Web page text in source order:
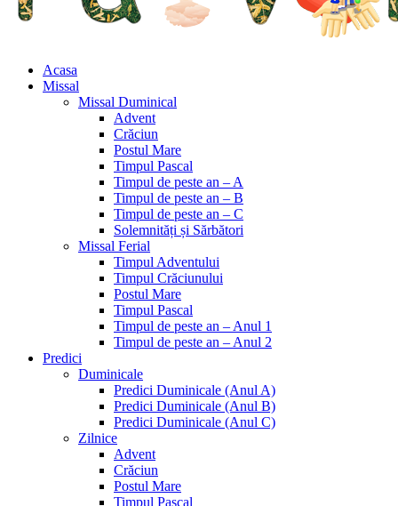
Acasa
Missal
Missal Duminical
Advent
Crăciun
Postul Mare
Timpul Pascal
Timpul de peste an – A
Timpul de peste an – B
Timpul de peste an – C
Solemnități și Sărbători
Missal Ferial
Timpul Adventului
Timpul Crăciunului
Postul Mare
Timpul Pascal
Timpul de peste an – Anul 1
Timpul de peste an – Anul 2
Predici
Duminicale
Predici Duminicale (Anul A)
Predici Duminicale (Anul B)
Predici Duminicale (Anul C)
Zilnice
Advent
Crăciun
Postul Mare
Timpul Pascal